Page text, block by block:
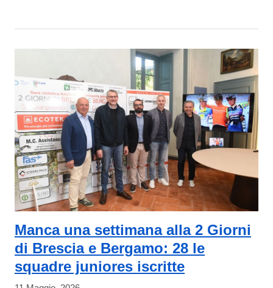
Manca una settimana alla 2 Giorni
di Brescia e Bergamo: 28 le
squadre juniores iscritte